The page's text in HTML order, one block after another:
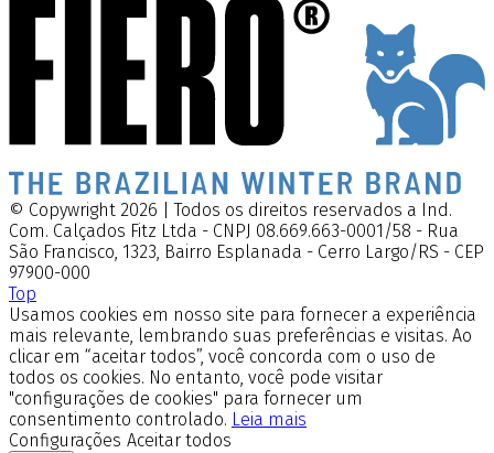
© Copywright 2026 | Todos os direitos reservados a Ind.
Com. Calçados Fitz Ltda - CNPJ 08.669.663-0001/58 - Rua
São Francisco, 1323, Bairro Esplanada - Cerro Largo/RS - CEP
97900-000
Top
Usamos cookies em nosso site para fornecer a experiência
mais relevante, lembrando suas preferências e visitas. Ao
clicar em “aceitar todos”, você concorda com o uso de
todos os cookies. No entanto, você pode visitar
"configurações de cookies" para fornecer um
consentimento controlado. Leia mais
Configurações Aceitar todos